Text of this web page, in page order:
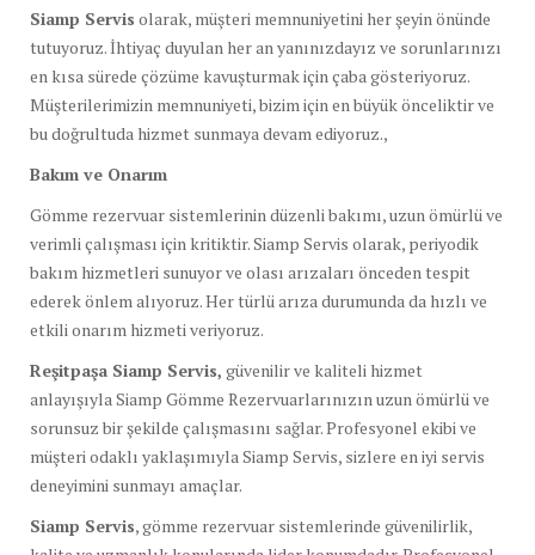
Siamp Servis olarak, müşteri memnuniyetini her şeyin önünde
tutuyoruz. İhtiyaç duyulan her an yanınızdayız ve sorunlarınızı
en kısa sürede çözüme kavuşturmak için çaba gösteriyoruz.
Müşterilerimizin memnuniyeti, bizim için en büyük önceliktir ve
bu doğrultuda hizmet sunmaya devam ediyoruz.,
Bakım ve Onarım
Gömme rezervuar sistemlerinin düzenli bakımı, uzun ömürlü ve
verimli çalışması için kritiktir. Siamp Servis olarak, periyodik
bakım hizmetleri sunuyor ve olası arızaları önceden tespit
ederek önlem alıyoruz. Her türlü arıza durumunda da hızlı ve
etkili onarım hizmeti veriyoruz.
Reşitpaşa Siamp Servis, güvenilir ve kaliteli hizmet
anlayışıyla Siamp Gömme Rezervuarlarınızın uzun ömürlü ve
sorunsuz bir şekilde çalışmasını sağlar. Profesyonel ekibi ve
müşteri odaklı yaklaşımıyla Siamp Servis, sizlere en iyi servis
deneyimini sunmayı amaçlar.
Siamp Servis, gömme rezervuar sistemlerinde güvenilirlik,